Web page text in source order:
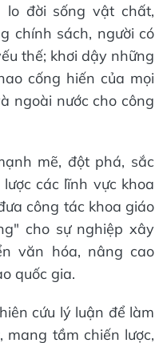
lo đời sống vật chất,
chính sách, người có
thế; khơi dậy những
cống hiến của mọi
ngoài nước cho công
mẽ, đột phá, sắc
các lĩnh vực khoa
công tác khoa giáo
cho sự nghiệp xây
văn hóa, nâng cao
quốc gia.
cứu lý luận để làm
tầm chiến lược,